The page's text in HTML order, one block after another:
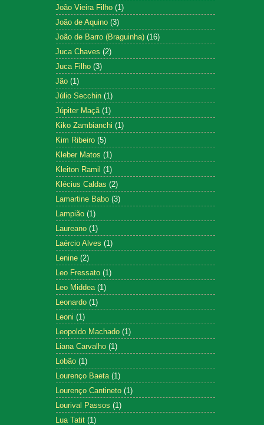
João Vieira Filho (1)
João de Aquino (3)
João de Barro (Braguinha) (16)
Juca Chaves (2)
Juca Filho (3)
Jão (1)
Júlio Secchin (1)
Júpiter Maçã (1)
Kiko Zambianchi (1)
Kim Ribeiro (5)
Kleber Matos (1)
Kleiton Ramil (1)
Klécius Caldas (2)
Lamartine Babo (3)
Lampião (1)
Laureano (1)
Laércio Alves (1)
Lenine (2)
Leo Fressato (1)
Leo Middea (1)
Leonardo (1)
Leoni (1)
Leopoldo Machado (1)
Liana Carvalho (1)
Lobão (1)
Lourenço Baeta (1)
Lourenço Cantineto (1)
Lourival Passos (1)
Lua Tatit (1)